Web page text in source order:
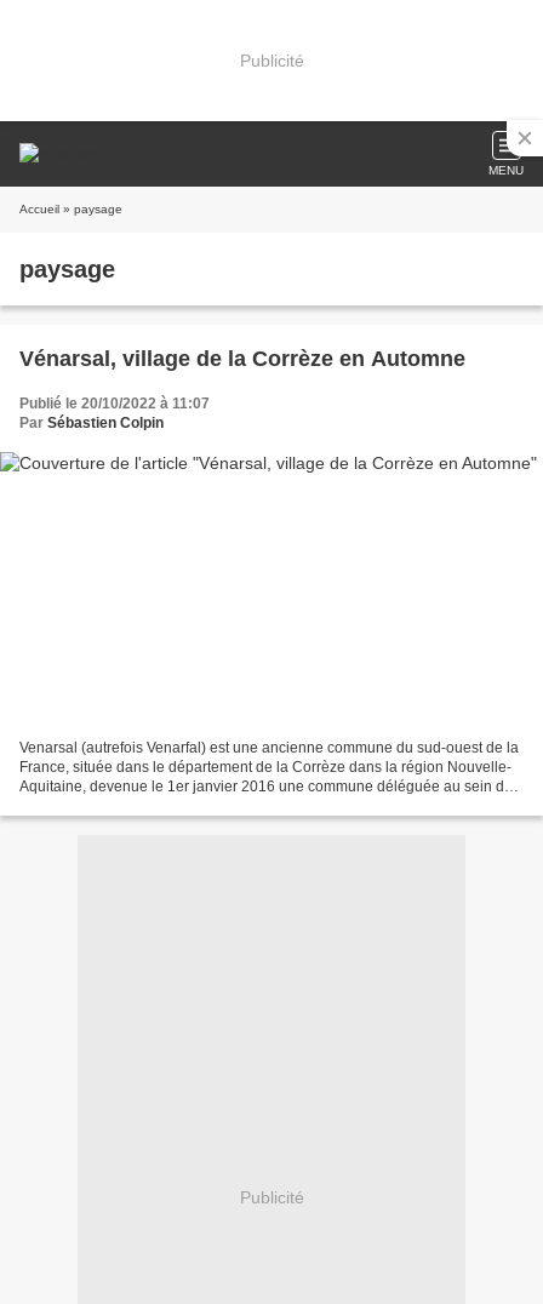
Publicité
MENU
Accueil » paysage
paysage
Vénarsal, village de la Corrèze en Automne
Publié le 20/10/2022 à 11:07
Par Sébastien Colpin
Venarsal (autrefois Venarfal) est une ancienne commune du sud-ouest de la
France, située dans le département de la Corrèze dans la région Nouvelle-
Aquitaine, devenue le 1er janvier 2016 une commune déléguée au sein de
Publicité